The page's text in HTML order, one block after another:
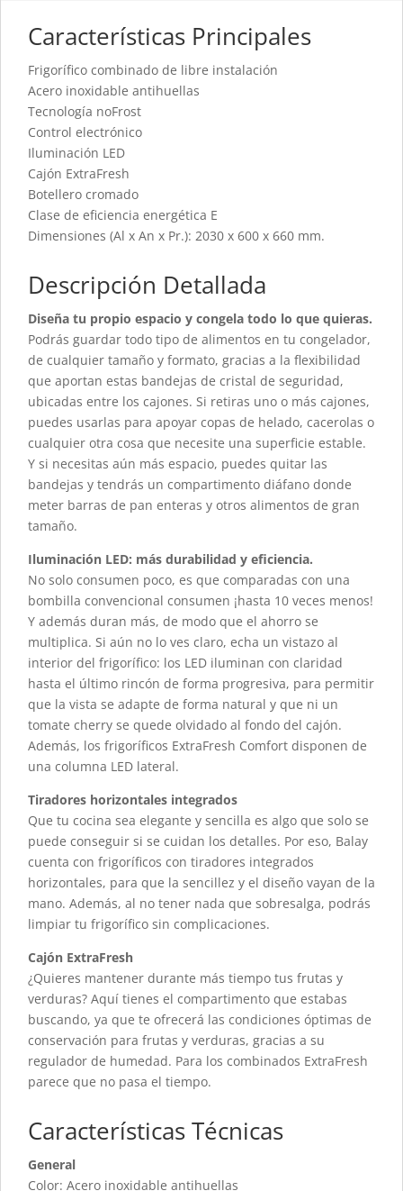
Características Principales
Frigorífico combinado de libre instalación
Acero inoxidable antihuellas
Tecnología noFrost
Control electrónico
Iluminación LED
Cajón ExtraFresh
Botellero cromado
Clase de eficiencia energética E
Dimensiones (Al x An x Pr.): 2030 x 600 x 660 mm.
Descripción Detallada
Diseña tu propio espacio y congela todo lo que quieras.
Podrás guardar todo tipo de alimentos en tu congelador,
de cualquier tamaño y formato, gracias a la flexibilidad
que aportan estas bandejas de cristal de seguridad,
ubicadas entre los cajones. Si retiras uno o más cajones,
puedes usarlas para apoyar copas de helado, cacerolas o
cualquier otra cosa que necesite una superficie estable.
Y si necesitas aún más espacio, puedes quitar las
bandejas y tendrás un compartimento diáfano donde
meter barras de pan enteras y otros alimentos de gran
tamaño.
Iluminación LED: más durabilidad y eficiencia.
No solo consumen poco, es que comparadas con una
bombilla convencional consumen ¡hasta 10 veces menos!
Y además duran más, de modo que el ahorro se
multiplica. Si aún no lo ves claro, echa un vistazo al
interior del frigorífico: los LED iluminan con claridad
hasta el último rincón de forma progresiva, para permitir
que la vista se adapte de forma natural y que ni un
tomate cherry se quede olvidado al fondo del cajón.
Además, los frigoríficos ExtraFresh Comfort disponen de
una columna LED lateral.
Tiradores horizontales integrados
Que tu cocina sea elegante y sencilla es algo que solo se
puede conseguir si se cuidan los detalles. Por eso, Balay
cuenta con frigoríficos con tiradores integrados
horizontales, para que la sencillez y el diseño vayan de la
mano. Además, al no tener nada que sobresalga, podrás
limpiar tu frigorífico sin complicaciones.
Cajón ExtraFresh
¿Quieres mantener durante más tiempo tus frutas y
verduras? Aquí tienes el compartimento que estabas
buscando, ya que te ofrecerá las condiciones óptimas de
conservación para frutas y verduras, gracias a su
regulador de humedad. Para los combinados ExtraFresh
parece que no pasa el tiempo.
Características Técnicas
General
Color: Acero inoxidable antihuellas